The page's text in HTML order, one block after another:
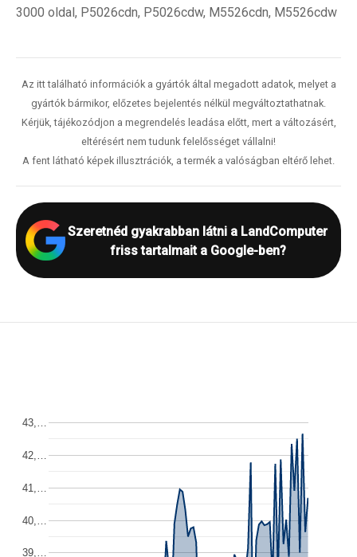
3000 oldal, P5026cdn, P5026cdw, M5526cdn, M5526cdw
Az itt található információk a gyártók által megadott adatok, melyet a
gyártók bármikor, előzetes bejelentés nélkül megváltoztathatnak.
Kérjük, tájékozódjon a megrendelés leadása előtt, mert a változásért,
eltérésért nem tudunk felelősséget vállalni!
A fent látható képek illusztrációk, a termék a valóságban eltérő lehet.
Szeretnéd gyakrabban látni a LandComputer
friss tartalmait a Google-ben?
39,…
40,…
41,…
42,…
43,…